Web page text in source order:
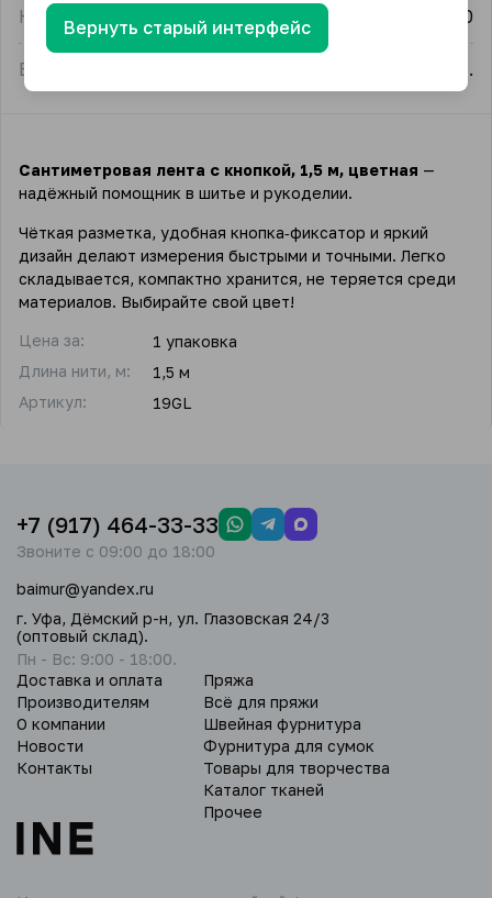
Количество в упаковке 10
Единица измерения в упаковке товара шт.
Сантиметровая лента с кнопкой, 1,5 м, цветная —
надёжный помощник в шитье и рукоделии.
Чёткая разметка, удобная кнопка‑фиксатор и яркий
дизайн делают измерения быстрыми и точными. Легко
складывается, компактно хранится, не теряется среди
материалов. Выбирайте свой цвет!
Цена за:
1 упаковка
Длина нити, м:
1,5 м
Артикул:
19GL
Доставка и оплата
Производителям
О компании
Новости
Контакты
Пряжа
Всё для пряжи
Швейная фурнитура
Фурнитура для сумок
Товары для творчества
Каталог тканей
Прочее
+7 (917) 464-33-33
Звоните с 09:00 до 18:00
baimur@yandex.ru
г. Уфа, Дёмский р-н, ул. Глазовская 24/3
(оптовый склад).
Пн - Вс: 9:00 - 18:00.
Вернуть старый интерфейс